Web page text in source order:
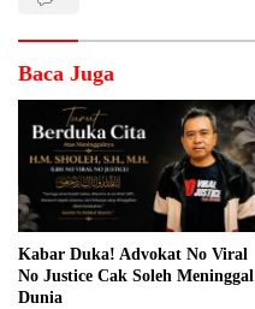
Baca Juga
Kabar Duka! Advokat No Viral
No Justice Cak Soleh Meninggal
Dunia